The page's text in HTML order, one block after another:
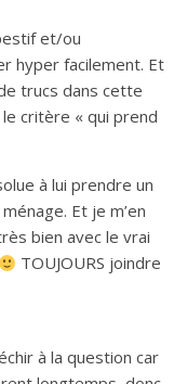
et/ou
hyper facilement. Et
trucs dans cette
critère « qui prend
à lui prendre un
Et je m’en
bien avec le vrai
TOUJOURS joindre
à la question car